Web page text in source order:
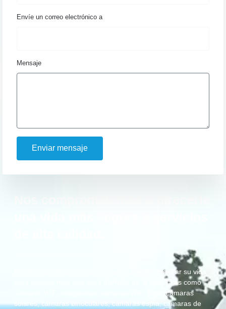
Envíe un correo electrónico a
Mensaje
Enviar mensaje
Nuestros productos proporcionados pueden mejorar su vida
para hacerle más feliz para disfrutar de la vida, tales como
cámaras WiFi inteligentes, cámaras WiFi Tuya, cámaras
solares, cámaras binoculares, cámaras espía, cámaras de